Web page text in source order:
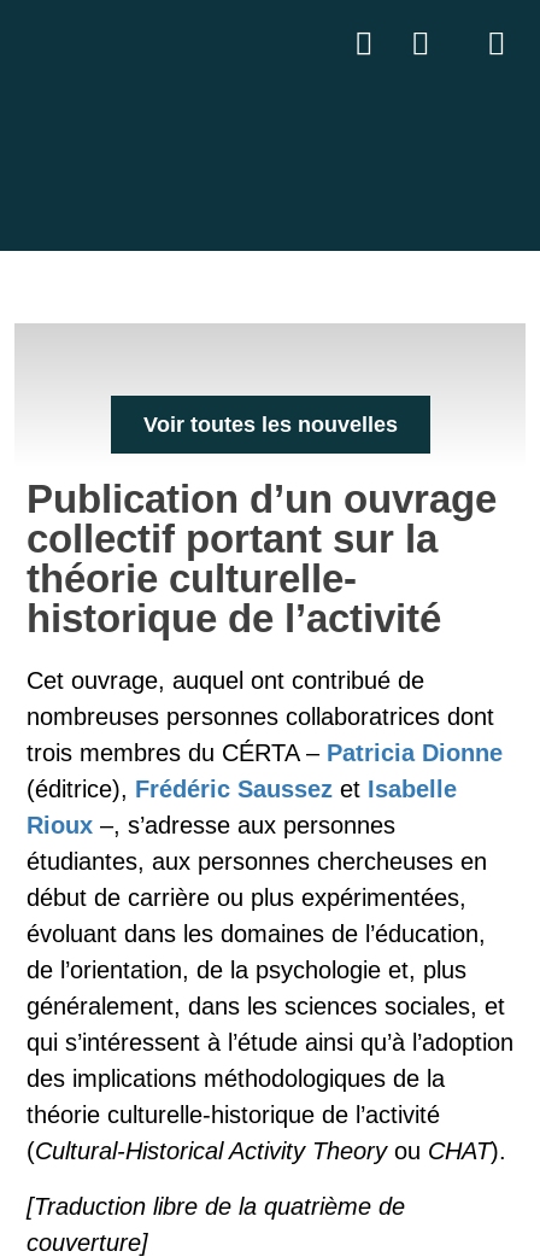
Voir toutes les nouvelles
Publication d’un ouvrage
collectif portant sur la
théorie culturelle-
historique de l’activité
Cet ouvrage, auquel ont contribué de
nombreuses personnes collaboratrices dont
trois membres du CÉRTA – Patricia Dionne
(éditrice), Frédéric Saussez et Isabelle
Rioux –, s’adresse aux personnes
étudiantes, aux personnes chercheuses en
début de carrière ou plus expérimentées,
évoluant dans les domaines de l’éducation,
de l’orientation, de la psychologie et, plus
généralement, dans les sciences sociales, et
qui s’intéressent à l’étude ainsi qu’à l’adoption
des implications méthodologiques de la
théorie culturelle-historique de l’activité
(Cultural-Historical Activity Theoryou CHAT).
[Traduction libre de la quatrième de
couverture]